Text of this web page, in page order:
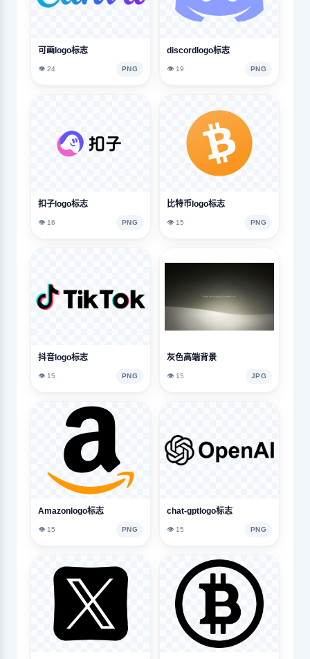
可画logo标志
👁️ 24 PNG
discordlogo标志
👁️ 19 PNG
扣子logo标志
👁️ 16 PNG
比特币logo标志
👁️ 15 PNG
抖音logo标志
👁️ 15 PNG
灰色高端背景
👁️ 15 JPG
Amazonlogo标志
👁️ 15 PNG
chat-gptlogo标志
👁️ 15 PNG